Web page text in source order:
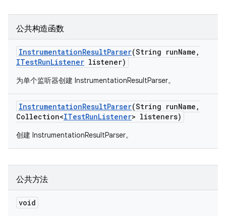
公共构造函数
InstrumentationResultParser(String runName ,
ITestRunListener listener)
为单个监听器创建 InstrumentationResultParser。
InstrumentationResultParser(String runName ,
Collection<ITestRunListener> listeners)
创建 InstrumentationResultParser。
公共方法
void